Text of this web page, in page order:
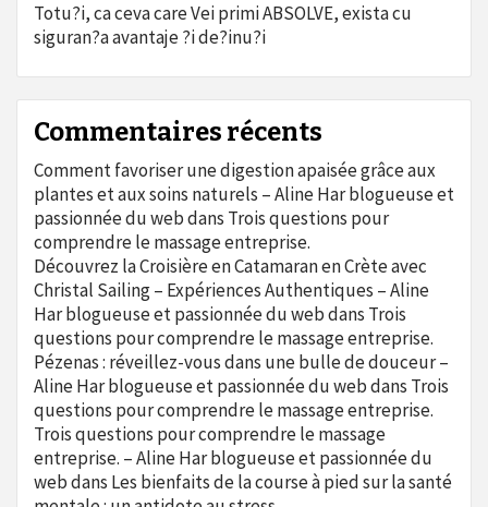
Totu?i, ca ceva care Vei primi ABSOLVE, exista cu
siguran?a avantaje ?i de?inu?i
Commentaires récents
Comment favoriser une digestion apaisée grâce aux
plantes et aux soins naturels – Aline Har blogueuse et
passionnée du webdans Trois questions pour
comprendre le massage entreprise.
Découvrez la Croisière en Catamaran en Crète avec
Christal Sailing – Expériences Authentiques – Aline
Har blogueuse et passionnée du webdans Trois
questions pour comprendre le massage entreprise.
Pézenas : réveillez-vous dans une bulle de douceur –
Aline Har blogueuse et passionnée du webdans Trois
questions pour comprendre le massage entreprise.
Trois questions pour comprendre le massage
entreprise. – Aline Har blogueuse et passionnée du
webdans Les bienfaits de la course à pied sur la santé